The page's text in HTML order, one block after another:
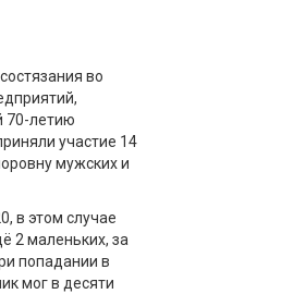
во
70-летию
участие 14
мужских и
в этом случае
2 маленьких, за
попадании в
мог в десяти